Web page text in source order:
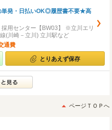
単発・日払いOK◎履歴書不要★高
用センター【BW03】 ※立川エリ
(川崎－立川) 立川駅など
通費
とりあえず保存
ページＴＯＰへ